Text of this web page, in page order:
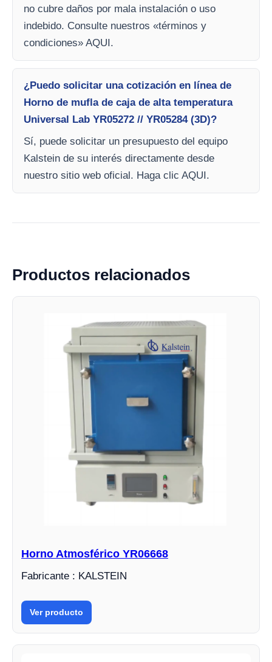
no cubre daños por mala instalación o uso
indebido. Consulte nuestros «términos y
condiciones» AQUI.
¿Puedo solicitar una cotización en línea de
Horno de mufla de caja de alta temperatura
Universal Lab YR05272 // YR05284 (3D)?
Sí, puede solicitar un presupuesto del equipo
Kalstein de su interés directamente desde
nuestro sitio web oficial. Haga clic AQUI.
Productos relacionados
Horno Atmosférico YR06668
Fabricante : KALSTEIN
Ver producto